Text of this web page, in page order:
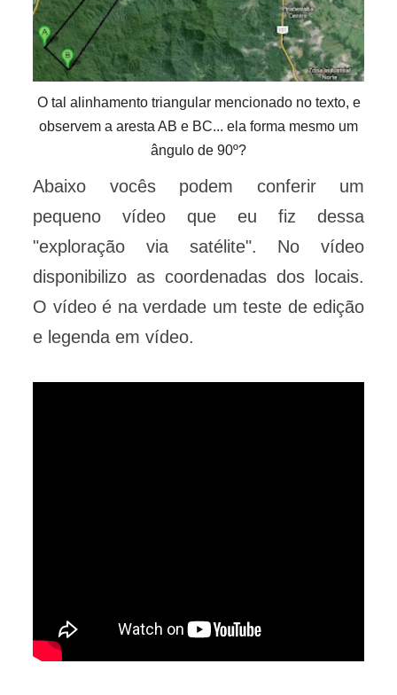
O tal alinhamento triangular mencionado no texto, e
observem a aresta AB e BC... ela forma mesmo um
ângulo de 90º?
Abaixo vocês podem conferir um
pequeno vídeo que eu fiz dessa
"exploração via satélite". No vídeo
disponibilizo as coordenadas dos locais.
O vídeo é na verdade um teste de edição
e legenda em vídeo.